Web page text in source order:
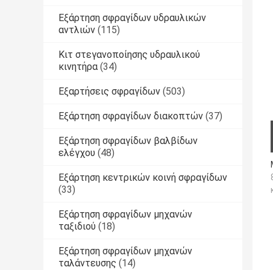
Εξάρτηση σφραγίδων υδραυλικών
αντλιών (115)
Κιτ στεγανοποίησης υδραυλικού
κινητήρα (34)
Εξαρτήσεις σφραγίδων (503)
Εξάρτηση σφραγίδων διακοπτών (37)
Εξάρτηση σφραγίδων βαλβίδων
ελέγχου (48)
Εξάρτηση κεντρικών κοινή σφραγίδων
(33)
Εξάρτηση σφραγίδων μηχανών
ταξιδιού (18)
Εξάρτηση σφραγίδων μηχανών
ταλάντευσης (14)